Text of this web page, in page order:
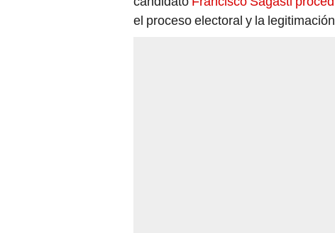
el proceso electoral y la